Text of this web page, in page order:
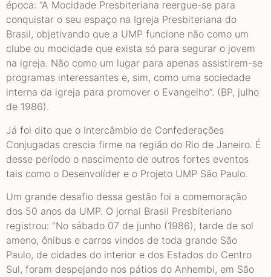
época: “A Mocidade Presbiteriana reergue-se para
conquistar o seu espaço na Igreja Presbiteriana do
Brasil, objetivando que a UMP funcione não como um
clube ou mocidade que exista só para segurar o jovem
na igreja. Não como um lugar para apenas assistirem-se
programas interessantes e, sim, como uma sociedade
interna da igreja para promover o Evangelho”. (BP, julho
de 1986).
Já foi dito que o Intercâmbio de Confederações
Conjugadas crescia firme na região do Rio de Janeiro. É
desse período o nascimento de outros fortes eventos
tais como o Desenvolíder e o Projeto UMP São Paulo.
Um grande desafio dessa gestão foi a comemoração
dos 50 anos da UMP. O jornal Brasil Presbiteriano
registrou: “No sábado 07 de junho (1986), tarde de sol
ameno, ônibus e carros vindos de toda grande São
Paulo, de cidades do interior e dos Estados do Centro
Sul, foram despejando nos pátios do Anhembi, em São